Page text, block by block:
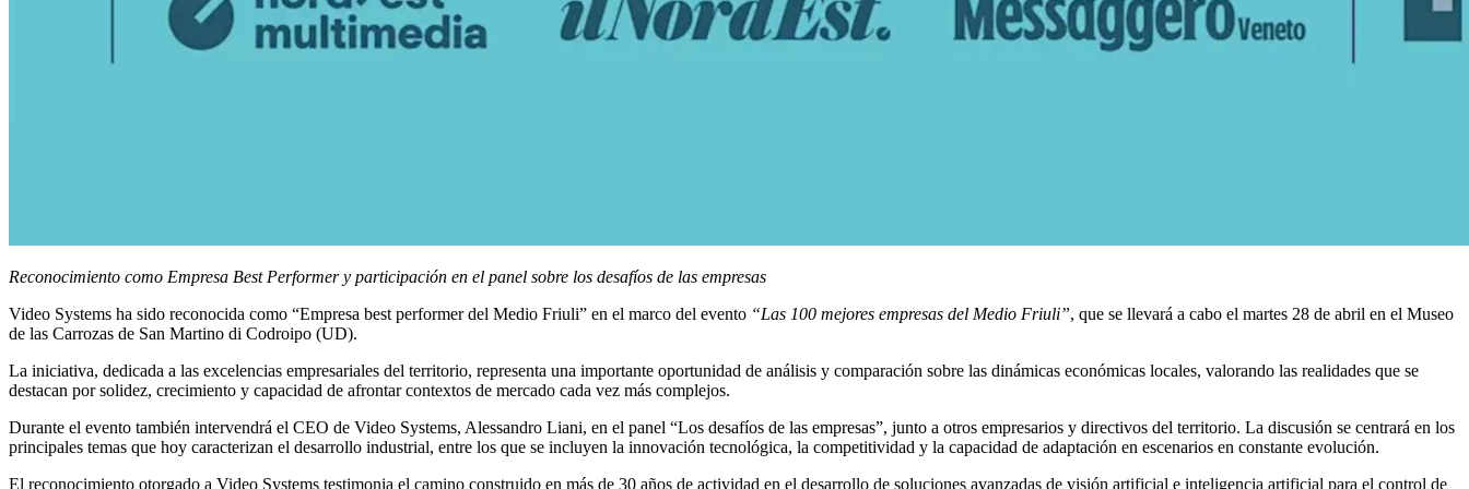
Reconocimiento como Empresa Best Performer y participación en el panel sobre los desafíos de las empresas
Video Systems ha sido reconocida como “Empresa best performer del Medio Friuli” en el marco del evento “Las 100 mejores empresas del Medio Friuli”, que se llevará a cabo el martes 28 de abril en el Museo
de las Carrozas de San Martino di Codroipo (UD).
La iniciativa, dedicada a las excelencias empresariales del territorio, representa una importante oportunidad de análisis y comparación sobre las dinámicas económicas locales, valorando las realidades que se
destacan por solidez, crecimiento y capacidad de afrontar contextos de mercado cada vez más complejos.
Durante el evento también intervendrá el CEO de Video Systems, Alessandro Liani, en el panel “Los desafíos de las empresas”, junto a otros empresarios y directivos del territorio. La discusión se centrará en los
principales temas que hoy caracterizan el desarrollo industrial, entre los que se incluyen la innovación tecnológica, la competitividad y la capacidad de adaptación en escenarios en constante evolución.
El reconocimiento otorgado a Video Systems testimonia el camino construido en más de 30 años de actividad en el desarrollo de soluciones avanzadas de visión artificial e inteligencia artificial para el control de